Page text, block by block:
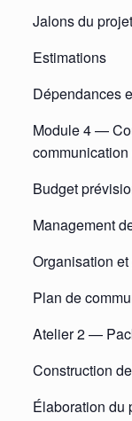
Jalons du projet
Estimations
Dépendances
Module 4 —
communication
Budget
Management
Organisation
Plan de
Atelier 2 —
Construction
Élaboration du